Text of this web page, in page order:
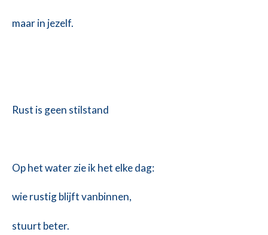
maar in jezelf.
Rust is geen stilstand
Op het water zie ik het elke dag:
wie rustig blijft vanbinnen,
stuurt beter.